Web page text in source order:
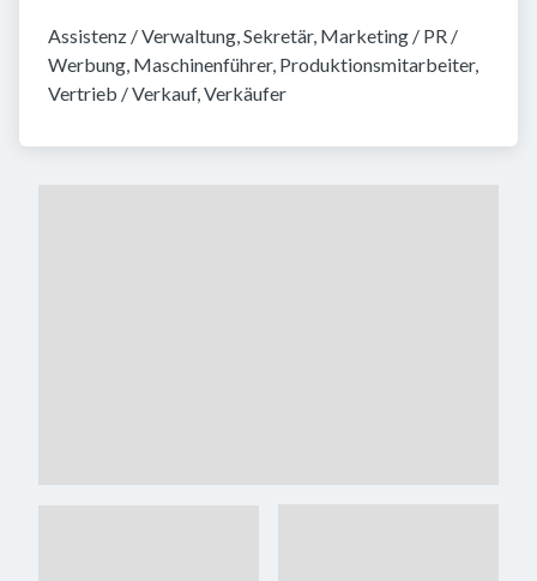
Assistenz / Verwaltung, Sekretär, Marketing / PR /
Werbung, Maschinenführer, Produktionsmitarbeiter,
Vertrieb / Verkauf, Verkäufer